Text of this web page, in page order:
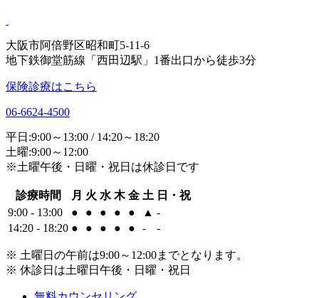
大阪市阿倍野区昭和町5-11-6
地下鉄御堂筋線「西田辺駅」1番出口から徒歩3分
保険診療はこちら
06-6624-4500
平日:9:00～13:00 / 14:20～18:20
土曜:9:00～12:00
※土曜午後・日曜・祝日は休診日です
診療時間 月 火 水 木 金 土 日・祝
9:00 - 13:00
● ● ● ● ● ▲ -
14:20 - 18:20 ● ● ● ● ● - -
※ 土曜日の午前は9:00～12:00までとなります。
※ 休診日は土曜日午後・日曜・祝日